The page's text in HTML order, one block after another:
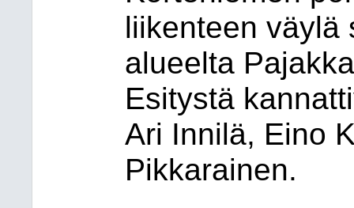
liikenteen väylä
alueelta
Esitystä
Ari Innilä, Eino
Pikkarainen.